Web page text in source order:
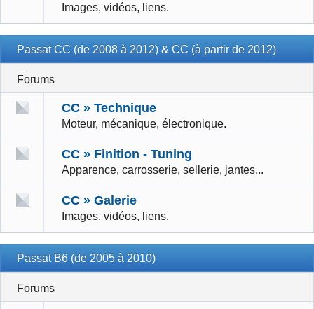
Images, vidéos, liens.
Passat CC (de 2008 à 2012) & CC (à partir de 2012)
Forums
CC » Technique
Moteur, mécanique, électronique.
CC » Finition - Tuning
Apparence, carrosserie, sellerie, jantes...
CC » Galerie
Images, vidéos, liens.
Passat B6 (de 2005 à 2010)
Forums